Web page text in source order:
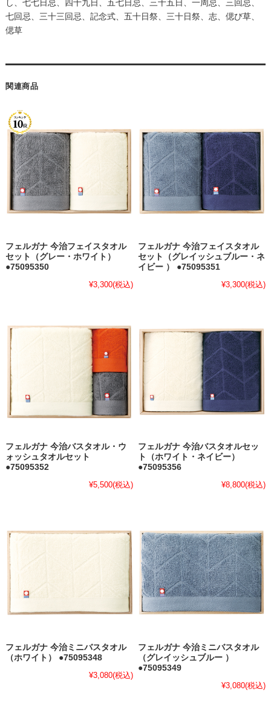
し、七七日忌、四十九日、五七日忌、三十五日、一周忌、三回忌、
七回忌、三十三回忌、記念式、五十日祭、三十日祭、志、偲び草、
偲草
関連商品
フェルガナ 今治フェイスタオル
セット（グレー・ホワイト）
●75095350
¥3,300(税込)
フェルガナ 今治フェイスタオル
セット（グレイッシュブルー・ネ
イビー ） ●75095351
¥3,300(税込)
フェルガナ 今治バスタオル・ウ
ォッシュタオルセット
●75095352
¥5,500(税込)
フェルガナ 今治バスタオルセッ
ト（ホワイト・ネイビー）
●75095356
¥8,800(税込)
フェルガナ 今治ミニバスタオル
（ホワイト） ●75095348
¥3,080(税込)
フェルガナ 今治ミニバスタオル
（グレイッシュブルー ）
●75095349
¥3,080(税込)